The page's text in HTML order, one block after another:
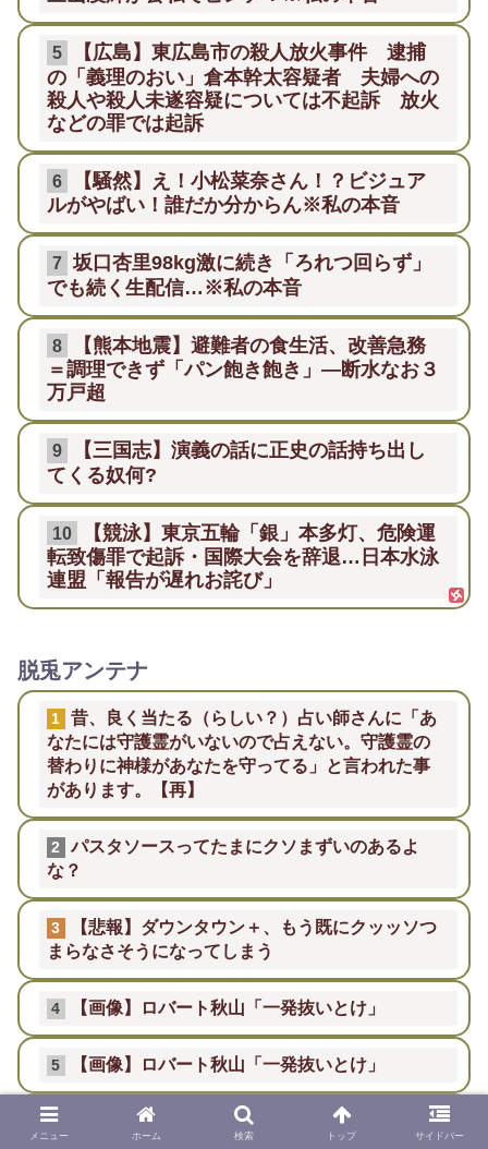
5
【広島】東広島市の殺人放火事件 逮捕
の「義理のおい」倉本幹太容疑者 夫婦への
殺人や殺人未遂容疑については不起訴 放火
などの罪では起訴
6
【騒然】え！小松菜奈さん！？ビジュア
ルがやばい！誰だか分からん※私の本音
7 坂口杏里98kg激に続き「ろれつ回らず」
でも続く生配信…※私の本音
8
【熊本地震】避難者の食生活、改善急務
＝調理できず「パン飽き飽き」―断水なお３
万戸超
9
【三国志】演義の話に正史の話持ち出し
てくる奴何?
10
【競泳】東京五輪「銀」本多灯、危険運
転致傷罪で起訴・国際大会を辞退…日本水泳
連盟「報告が遅れお詫び」
脱兎アンテナ
1
昔、良く当たる（らしい？）占い師さんに「あ
なたには守護霊がいないので占えない。守護霊の
替わりに神様があなたを守ってる」と言われた事
があります。【再】
2 パスタソースってたまにクソまずいのあるよ
な？
3
【悲報】ダウンタウン＋、もう既にクッッソつ
まらなさそうになってしまう
4 【画像】ロバート秋山「一発抜いとけ」
5 【画像】ロバート秋山「一発抜いとけ」
6
子犬の時の画像なんて撮ってなかったから後悔
メニュー ホーム 検索 トップ サイドバー